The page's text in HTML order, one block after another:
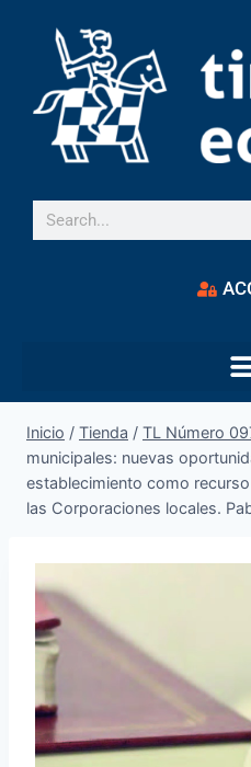
Inicio / Tienda / TL Número
municipales: nuevas
establecimiento como
las Corporaciones locales.